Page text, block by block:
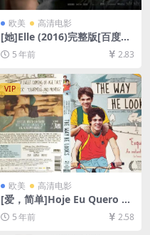
欧美 高清电影
[她]Elle (2016)完整版[百度网
盘+迅雷云盘资源1080P超清
未删减][MP4/7.9GB][中英字
幕]
5 年前 2.83
VIP
欧美 高清电影
[爱，简单]Hoje Eu Quero Vo
ltar Sozinho (2014)[百度网
盘+迅雷云盘资源1080P超清
5 年前 2.58